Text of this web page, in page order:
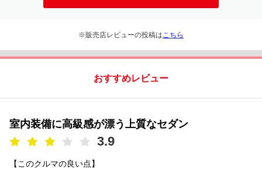
※販売店レビューの投稿は こちら
おすすめレビュー
室内装備に高級感が漂う上質なセダン
3.9
【このクルマの良い点】